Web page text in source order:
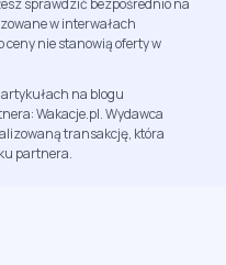
sprawdzić bezpośrednio na
w interwałach
nie stanowią oferty w
na blogu
Wakacje.pl. Wydawca
transakcję, która
partnera.